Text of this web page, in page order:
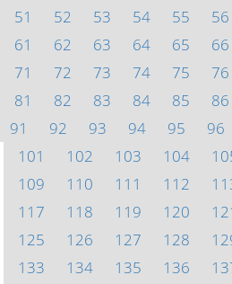
51
52 53 54 55 56
61
62 63 64 65 66
71
72 73 74 75 76
81
82 83 84 85 86
91
92 93 94 95 96
101
102 103 104
109
110 111 112
117
118 119 120
125
126 127 128
133
134 135 136